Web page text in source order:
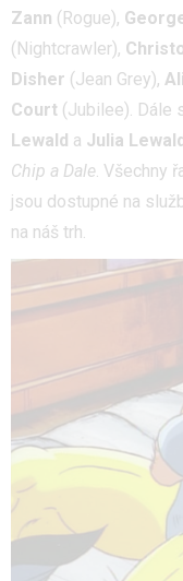
Zann (Rogue),
(Nightcrawler),
Disher (Jean Grey),
Court (Jubilee). Dále
Lewald a Julia Lewald
Chip a Dale. Všechny
jsou dostupné na
na náš trh.